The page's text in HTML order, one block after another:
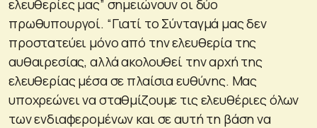
ελευθερίες μας” σημειώνουν οι δύο
πρωθυπουργοί. “Γιατί το Σύνταγμά μας δεν
προστατεύει μόνο από την ελευθερία της
αυθαιρεσίας, αλλά ακολουθεί την αρχή της
ελευθερίας μέσα σε πλαίσια ευθύνης. Μας
υποχρεώνει να σταθμίζουμε τις ελευθέριες όλων
των ενδιαφερομένων και σε αυτή τη βάση να